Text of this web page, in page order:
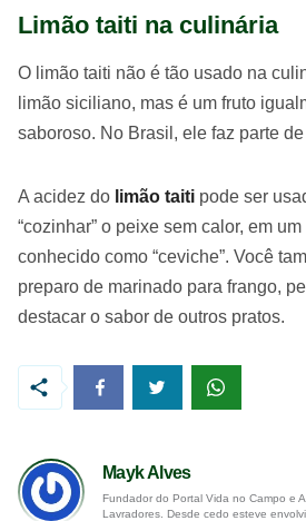
Limão taiti na culinária
O limão taiti não é tão usado na
limão siciliano, mas é um fruto
saboroso. No Brasil, ele faz parte
A acidez do limão taiti pode ser
“cozinhar” o peixe sem calor, em
conhecido como “ceviche”. Você
preparo de marinado para frango,
destacar o sabor de outros pratos.
Mayk Alves
Fundador do Portal Vida no Campo e
Lavradores. Desde cedo esteve